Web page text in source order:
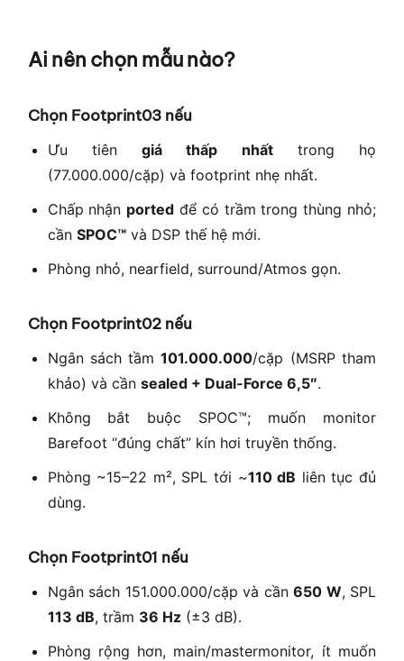
Ai nên chọn mẫu nào?
Chọn Footprint03 nếu
Ưu tiêngiá thấp nhấttrong họ
(77.000.000/cặp) và footprint nhẹ nhất.
Chấp nhận ported để có trầm trong thùng nhỏ;
cần SPOC™và DSP thế hệ mới.
Phòng nhỏ, nearfield, surround/Atmos gọn.
Chọn Footprint02 nếu
Ngân sách tầm101.000.000/cặp (MSRP tham
khảo) và cần sealed + Dual-Force 6,5″.
Không bắt buộc SPOC™; muốn monitor
Barefoot “đúng chất” kín hơi truyền thống.
Phòng ~15–22 m², SPL tới ~110 dB liên tục đủ
dùng.
Chọn Footprint01 nếu
Ngân sách 151.000.000/cặp và cần650 W, SPL
113 dB, trầm 36 Hz(±3 dB).
Phòng rộng hơn, main/mastermonitor, ít muốn